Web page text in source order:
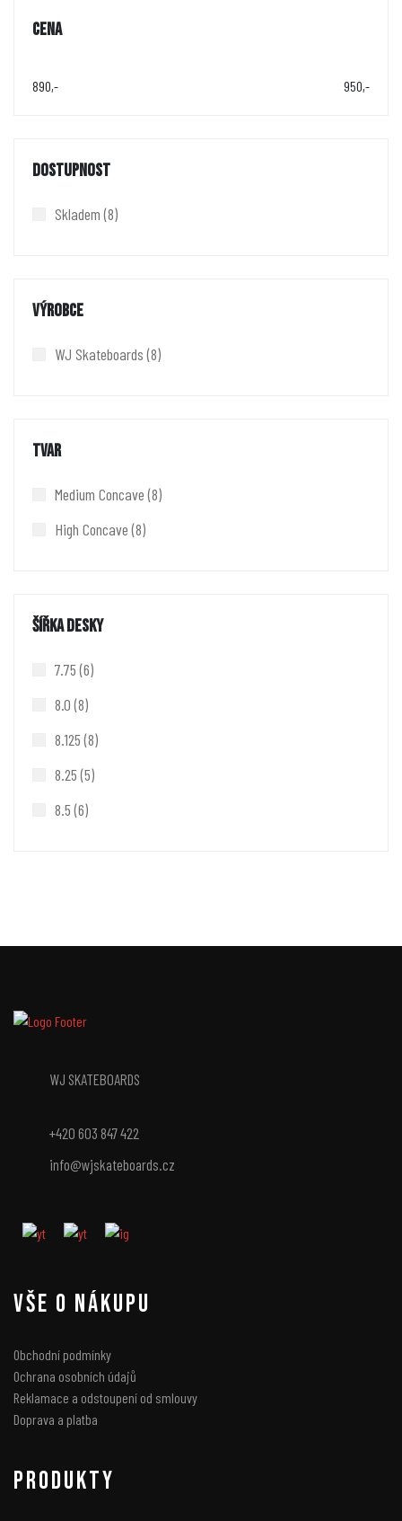
CENA
890,- 950,-
DOSTUPNOST
Skladem(8)
VÝROBCE
WJ Skateboards(8)
TVAR
Medium Concave(8)
High Concave(8)
ŠÍŘKA DESKY
7.75(6)
8.0(8)
8.125(8)
8.25(5)
8.5(6)
WJ SKATEBOARDS
+420 603 847 422
info@wjskateboards.cz
VŠE O NÁKUPU
Obchodní podmínky
Ochrana osobních údajů
Reklamace a odstoupení od smlouvy
Doprava a platba
PRODUKTY